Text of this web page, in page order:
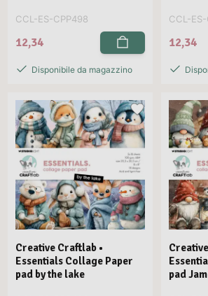
CCL-ES-CPP498
12,34
Disponibile da magazzino
CCL-
12,34
Creative Craftlab •
Essentials Collage Paper
pad by the lake
pad